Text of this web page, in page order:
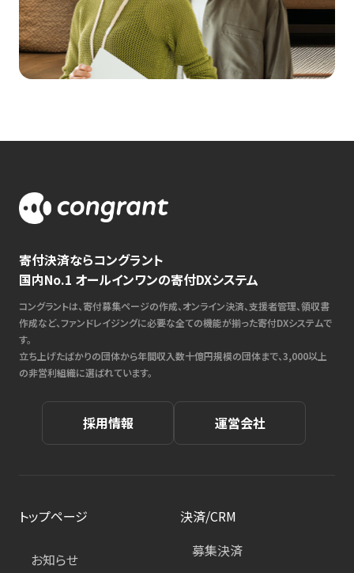
寄付決済ならコングラント
国内No.1 オールインワンの寄付DXシステム
コングラントは、寄付募集ページの作成、オンライン決済、支援者管理、領収書
作成など、ファンドレイジングに必要な全ての機能が揃った寄付DXシステムで
す。
立ち上げたばかりの団体から年間収入数十億円規模の団体まで、3,000以上
の非営利組織に選ばれています。
採用情報 運営会社
トップページ
お知らせ
決済/CRM
募集決済